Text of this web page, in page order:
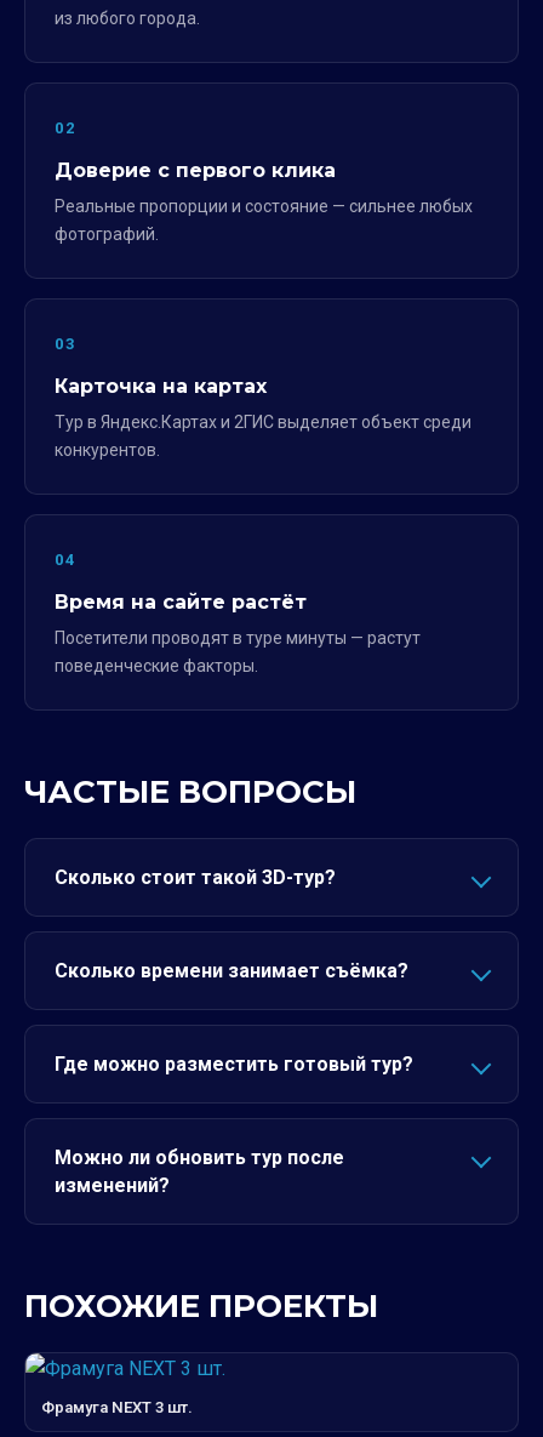
из любого города.
02
Доверие с первого клика
Реальные пропорции и состояние — сильнее любых
фотографий.
03
Карточка на картах
Тур в Яндекс.Картах и 2ГИС выделяет объект среди
конкурентов.
04
Время на сайте растёт
Посетители проводят в туре минуты — растут
поведенческие факторы.
ЧАСТЫЕ ВОПРОСЫ
Сколько стоит такой 3D-тур?
Сколько времени занимает съёмка?
Где можно разместить готовый тур?
Можно ли обновить тур после
изменений?
ПОХОЖИЕ ПРОЕКТЫ
Фрамуга NEXT 3 шт.